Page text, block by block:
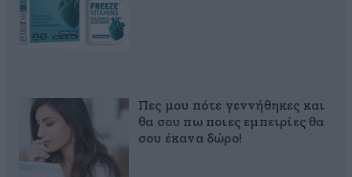
Πες μου πότε γεννήθηκες και
θα σου πω ποιες εμπειρίες θα
σου έκανα δώρο!